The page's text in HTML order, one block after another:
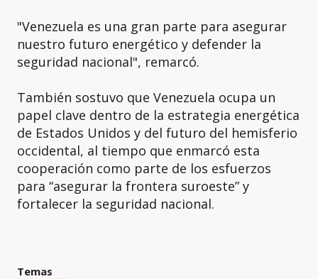
"Venezuela es una gran parte para asegurar
nuestro futuro energético y defender la
seguridad nacional", remarcó.
También sostuvo que Venezuela ocupa un
papel clave dentro de la estrategia energética
de Estados Unidos y del futuro del hemisferio
occidental, al tiempo que enmarcó esta
cooperación como parte de los esfuerzos
para “asegurar la frontera suroeste” y
fortalecer la seguridad nacional.
Temas